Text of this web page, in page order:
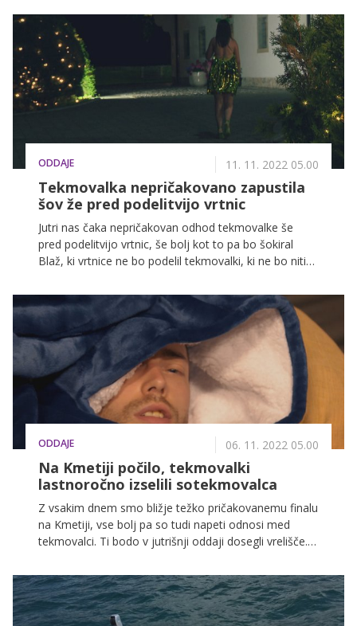
pri komentatorjih oddaje Vrtnice in vino vedno bolj
upada. Zakaj je temu tako?
ODDAJE 11. 11. 2022 05.00
Tekmovalka nepričakovano zapustila
šov že pred podelitvijo vrtnic
Jutri nas čaka nepričakovan odhod tekmovalke še
pred podelitvijo vrtnic, še bolj kot to pa bo šokiral
Blaž, ki vrtnice ne bo podelil tekmovalki, ki ne bo niti
Kateri dve dekleti se bosta tokrat za vedno poslovili
od Blaža in bili prisiljeni pozabiti na sanjsko prihodnost
z njim?
ODDAJE 06. 11. 2022 05.00
Na Kmetiji počilo, tekmovalki
lastnoročno izselili sotekmovalca
Z vsakim dnem smo bližje težko pričakovanemu finalu
na Kmetiji, vse bolj pa so tudi napeti odnosi med
tekmovalci. Ti bodo v jutrišnji oddaji dosegli vrelišče.
bo Maji in Danijeli prekipelo, zato bosta njegovo
usodo vzeli v svoje roke.